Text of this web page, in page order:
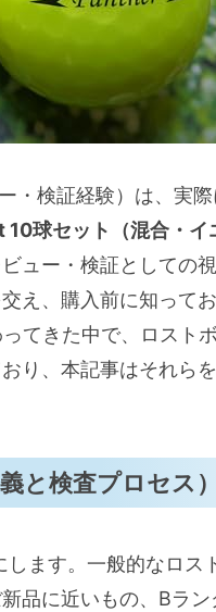
適性（練習用・ラウン
ンジ）におすすめな理
用）——どのようなプ
ンクス・短いパー3等
評価）
ポイント・使い方（
メリット（ABランク
球セットを買うべきか
・検証経験）は、実
球セット（混合・イ
ュー・検証としての
え、購入前に知って
てきた中で、ロスト
り、本記事はそれら
と検査プロセス）
ます。一般的なロス
品に近いもの、Bラ